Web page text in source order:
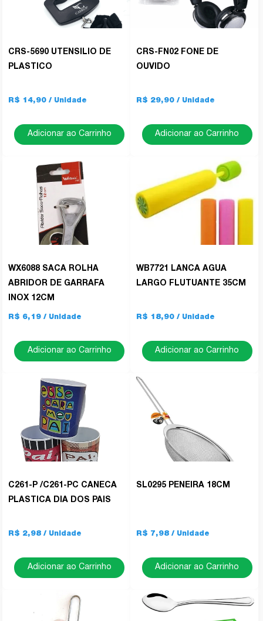
CRS-5690 UTENSILIO DE
PLASTICO
R$ 14,90
Adicionar ao Carrinho
CRS-FN02 FONE DE
OUVIDO
R$ 29,90
Adicionar ao Carrinho
WX6088 SACA ROLHA
ABRIDOR DE GARRAFA
INOX 12CM
R$ 6,19
Adicionar ao Carrinho
WB7721 LANCA AGUA
LARGO FLUTUANTE 35CM
R$ 18,90
Adicionar ao Carrinho
C261-P /C261-PC CANECA
PLASTICA DIA DOS PAIS
R$ 2,98
Adicionar ao Carrinho
SL0295 PENEIRA 18CM
R$ 7,98
Adicionar ao Carrinho